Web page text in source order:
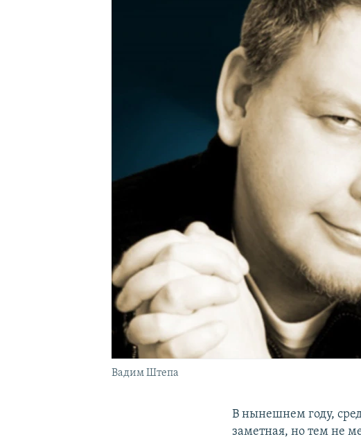
Вадим Штепа
В нынешнем году,
заметная, но тем не